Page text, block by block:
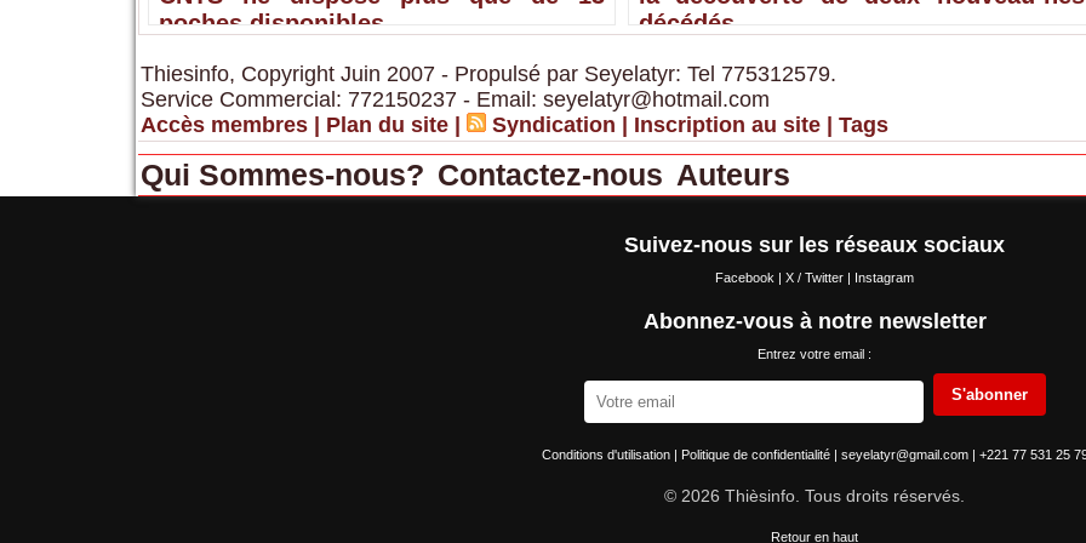
poches disponibles
décédés
Thiesinfo, Copyright Juin 2007 - Propulsé par Seyelatyr: Tel 775312579.
Service Commercial: 772150237 - Email: seyelatyr@hotmail.com
Accès membres | Plan du site | Syndication | Inscription au site | Tags
Qui Sommes-nous? Contactez-nous Auteurs
Suivez-nous sur les réseaux sociaux
Facebook | X / Twitter | Instagram
Abonnez-vous à notre newsletter
Entrez votre email :
S'abonner
Conditions d'utilisation | Politique de confidentialité | seyelatyr@gmail.com | +221 77 531 25
© 2026 Thièsinfo. Tous droits réservés.
Retour en haut